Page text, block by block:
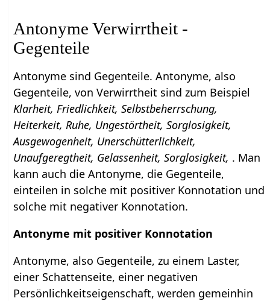
Antonyme Verwirrtheit -
Gegenteile
Antonyme sind Gegenteile. Antonyme, also
Gegenteile, von Verwirrtheit sind zum Beispiel
Klarheit, Friedlichkeit, Selbstbeherrschung,
Heiterkeit, Ruhe, Ungestörtheit, Sorglosigkeit,
Ausgewogenheit, Unerschütterlichkeit,
Unaufgeregtheit, Gelassenheit, Sorglosigkeit, . Man
kann auch die Antonyme, die Gegenteile,
einteilen in solche mit positiver Konnotation und
solche mit negativer Konnotation.
Antonyme mit positiver Konnotation
Antonyme, also Gegenteile, zu einem Laster,
einer Schattenseite, einer negativen
Persönlichkeitseigenschaft, werden gemeinhin